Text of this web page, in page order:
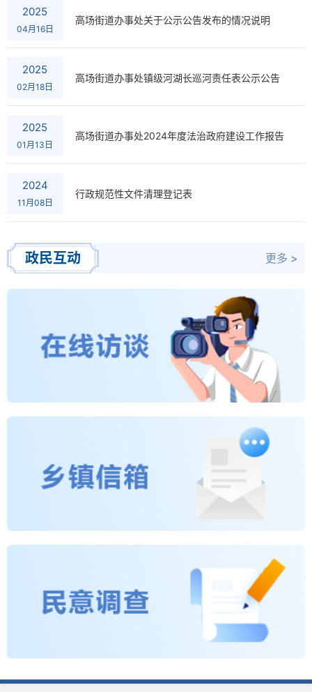
2025
04月16日
高场街道办事处关于公示公告发布的情况说明
2025
02月18日
高场街道办事处镇级河湖长巡河责任表公示公告
2025
01月13日
高场街道办事处2024年度法治政府建设工作报告
2024
11月08日
行政规范性文件清理登记表
政民互动 更多 >